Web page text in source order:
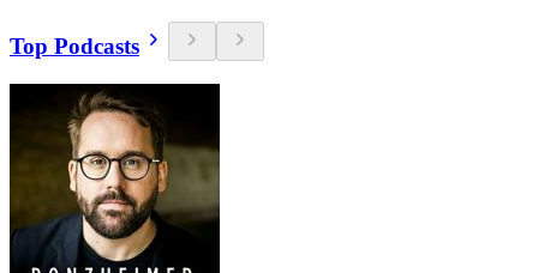
Top Podcasts